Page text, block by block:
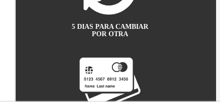
5 DIAS PARA CAMBIAR
POR OTRA